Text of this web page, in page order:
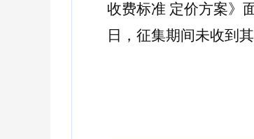
收费标准 定价方案》
日，征集期间未收到
方城县
2025